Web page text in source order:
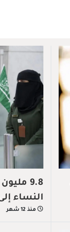
9.8
النساء إلى
منذ 12 شهر